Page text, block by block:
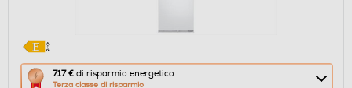
717 € di risparmio energetico
Terza classe di risparmio
Questa